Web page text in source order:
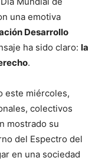
una emotiva
Desarrollo
ha sido claro: la
.
este miércoles,
colectivos
mostrado su
del Espectro del
en una sociedad